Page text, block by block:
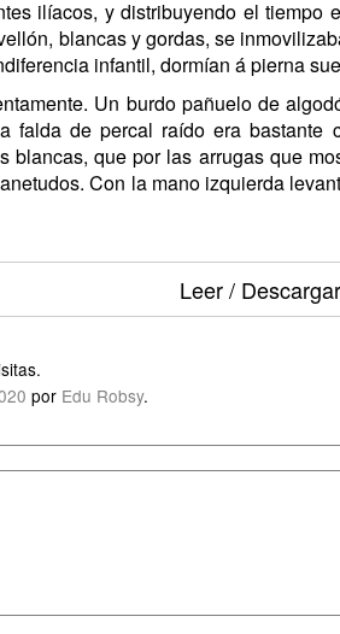
ilíacos, y distribuyendo el
blancas y gordas, se
infantil, dormían á pierna
Un burdo pañuelo de
falda de percal raído era
blancas, que por las arrugas que
Con la mano izquierda
Leer /
por Edu Robsy.